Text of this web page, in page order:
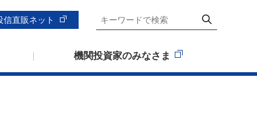
信直販ネット
機関投資家のみなさま